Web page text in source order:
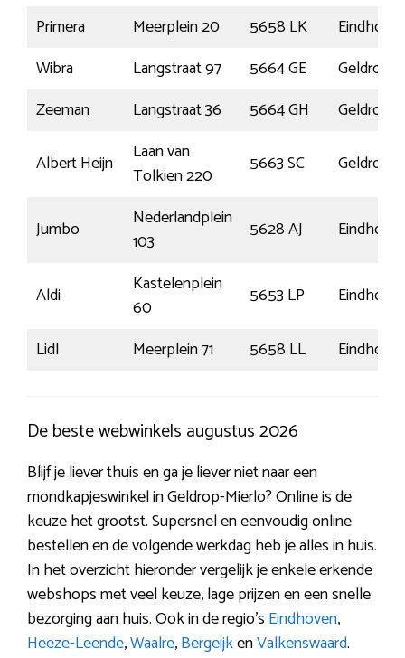
Primera
Meerplein 20 5658 LK
Wibra
Langstraat 97 5664 GE
Geldrop
Zeeman
Langstraat 36 5664 GH
Geldrop
Albert Heijn
Laan van
Tolkien 220
5663 SC Geldrop
Jumbo
Nederlandplein
103
5628 AJ
Aldi
Kastelenplein
60
5653 LP
Lidl
Meerplein 71 5658 LL
De beste webwinkels augustus 2026
Blijf je liever thuis en ga je liever niet naar een
mondkapjeswinkel in Geldrop-Mierlo? Online is de
keuze het grootst. Supersnel en eenvoudig online
bestellen en de volgende werkdag heb je alles in huis.
In het overzicht hieronder vergelijk je enkele erkende
webshops met veel keuze, lage prijzen en een snelle
bezorging aan huis. Ook in de regio’s Eindhoven,
Heeze-Leende,Waalre,BergeijkenValkenswaard.